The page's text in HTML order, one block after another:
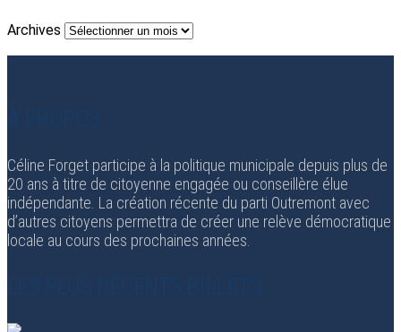
Archives
À PROPOS
Céline Forget participe à la politique municipale depuis plus de
20 ans à titre de citoyenne engagée ou conseillère élue
indépendante. La création récente du parti Outremont avec
d’autres citoyens permettra de créer une relève démocratique
locale au cours des prochaines années.
LES PLUS RÉCENTS BILLETS